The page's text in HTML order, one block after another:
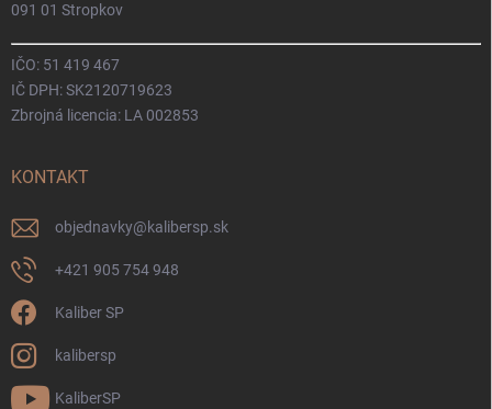
091 01 Stropkov
IČO: 51 419 467
IČ DPH: SK2120719623
Zbrojná licencia: LA 002853
KONTAKT
objednavky@kalibersp.sk
+421 905 754 948
Kaliber SP
kalibersp
KaliberSP